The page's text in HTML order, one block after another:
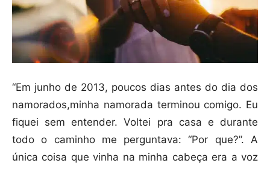
“Em junho de 2013, poucos dias antes do dia dos
namorados,minha namorada terminou comigo. Eu
fiquei sem entender. Voltei pra casa e durante
todo o caminho me perguntava: “Por que?”. A
única coisa que vinha na minha cabeça era a voz